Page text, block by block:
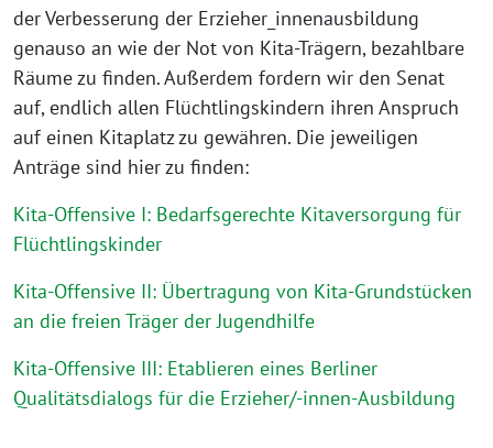
der Verbesserung der Erzieher_innenausbildung
genauso an wie der Not von Kita-Trägern, bezahlbare
Räume zu finden. Außerdem fordern wir den Senat
auf, endlich allen Flüchtlingskindern ihren Anspruch
auf einen Kitaplatz zu gewähren. Die jeweiligen
Anträge sind hier zu finden:
Kita-Offensive I: Bedarfsgerechte Kitaversorgung für
Flüchtlingskinder
Kita-Offensive II: Übertragung von Kita-Grundstücken
an die freien Träger der Jugendhilfe
Kita-Offensive III: Etablieren eines Berliner
Qualitätsdialogs für die Erzieher/-innen-Ausbildung